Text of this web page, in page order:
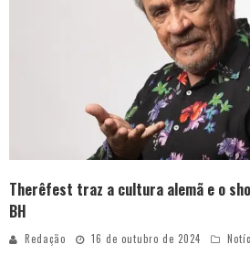
Therêfest traz a cultura alemã e o
BH
Redação 16 de outubro de 2024